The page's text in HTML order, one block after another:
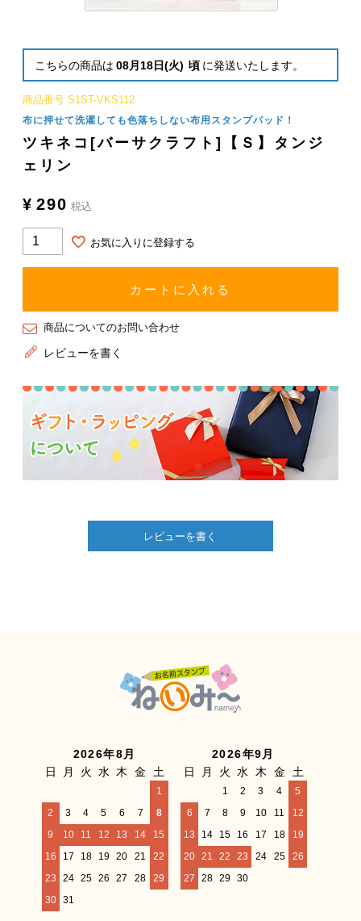
こちらの商品は 08月18日(火) 頃 に発送いたします。
商品番号 S1ST-VKS112
布に押せて洗濯しても色落ちしない布用スタンプパッド！
ツキネコ[バーサクラフト]【Ｓ】タンジ
ェリン
¥ 290 税込
お気に入りに登録する
カートに入れる
商品についてのお問い合わせ
レビューを書く
レビューを書く
2026年8月
日
月 火 水 木 金 土
1
2
3 4 5 6 7
8
9
10 11 12 13 14
15
16
17 18 19 20 21
22
23
24 25 26 27 28
29
30
31
2026年9月
日
月 火 水 木 金 土
1 2 3 4
5
6
7 8 9 10 11
12
13
14 15 16 17 18
19
20 21 22 23 24 25
26
27
28 29 30